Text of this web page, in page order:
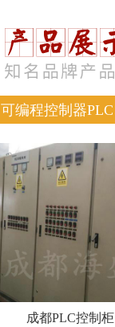
可编程控制器PLC
成都PLC控制柜